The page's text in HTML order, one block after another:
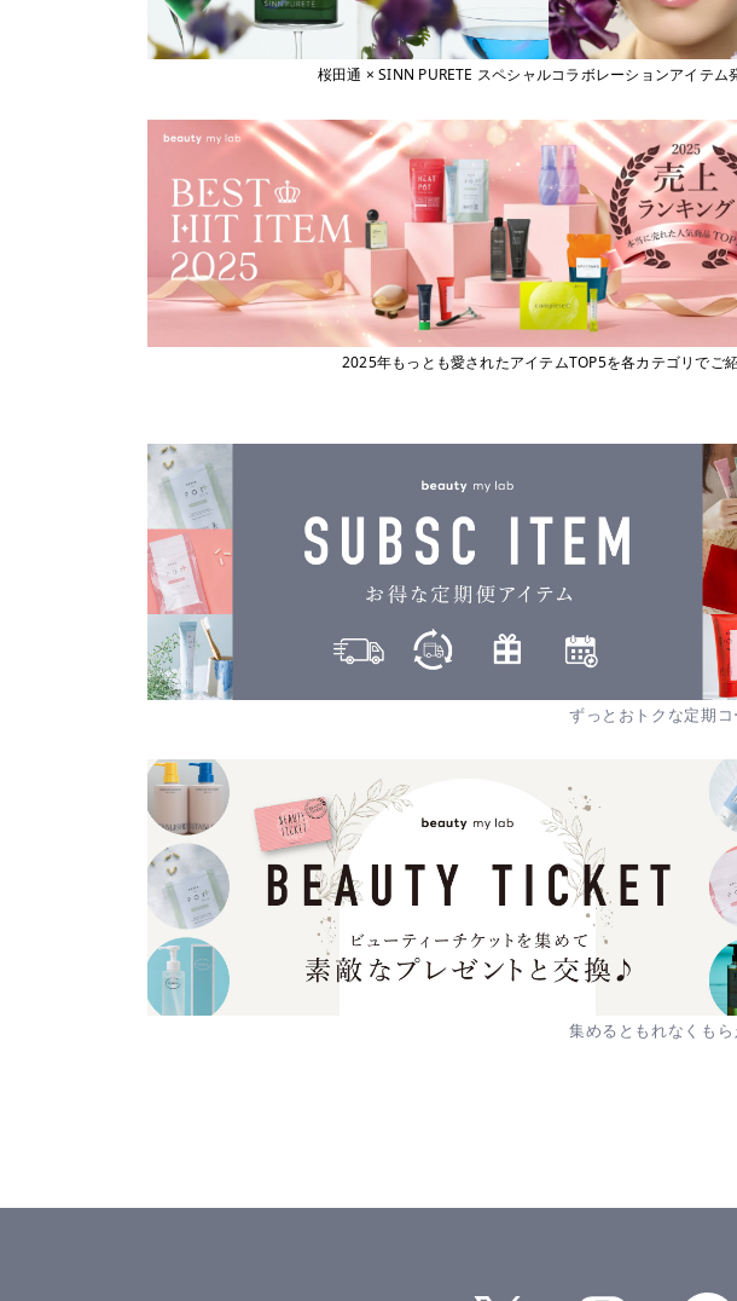
桜田通 × SINN PURETE スペシャルコラボレーションアイテム
2025年もっとも愛されたアイテムTOP5を各カテゴリでご
ずっとおトクな定期コ
集めるともれなくもら